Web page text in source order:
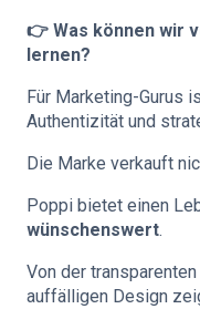
👉 Was können wir
lernen?
Für Marketing-Gurus
Authentizität und
Die Marke verkauft
Poppi bietet einen
wünschenswert.
Von der
auffälligen Design